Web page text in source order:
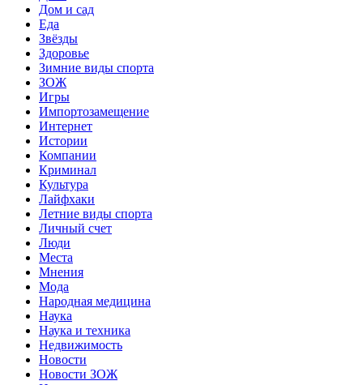
Дом и сад
Еда
Звёзды
Здоровье
Зимние виды спорта
ЗОЖ
Игры
Импортозамещение
Интернет
Истории
Компании
Криминал
Культура
Лайфхаки
Летние виды спорта
Личный счет
Люди
Места
Мнения
Мода
Народная медицина
Наука
Наука и техника
Недвижимость
Новости
Новости ЗОЖ